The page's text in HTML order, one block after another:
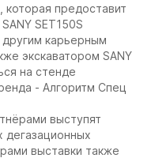
предоставит
SET150S
карьерным
экскаватором SANY
на стенде
- Алгоритм Спец
выступят
дегазационных
выставки также